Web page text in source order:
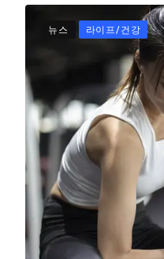
뉴스 라이프/건강